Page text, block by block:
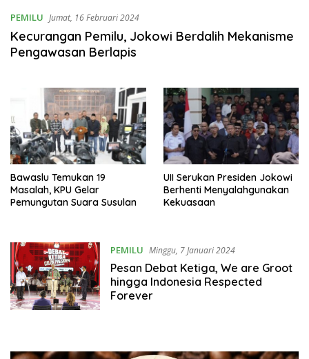
PEMILU Jumat, 16 Februari 2024
Kecurangan Pemilu, Jokowi Berdalih Mekanisme
Pengawasan Berlapis
Bawaslu Temukan 19
Masalah, KPU Gelar
Pemungutan Suara Susulan
UII Serukan Presiden Jokowi
Berhenti Menyalahgunakan
Kekuasaan
PEMILU Minggu, 7 Januari 2024
Pesan Debat Ketiga, We are Groot
hingga Indonesia Respected
Forever